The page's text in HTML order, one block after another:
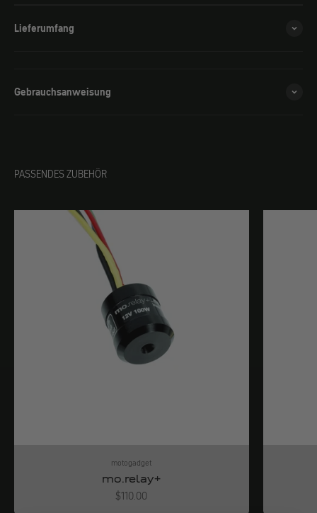
Lieferumfang
Gebrauchsanweisung
PASSENDES ZUBEHÖR
motogadget
mo.relay+
Angebot
$110.00